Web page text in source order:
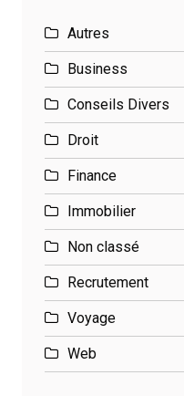
Autres
Business
Conseils Divers
Droit
Finance
Immobilier
Non classé
Recrutement
Voyage
Web